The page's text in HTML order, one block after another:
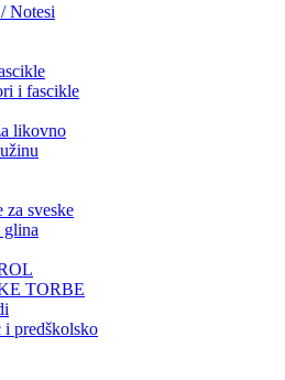
Notesi
i fascikle
likovno
za sveske
glina
TORBE
i predškolsko